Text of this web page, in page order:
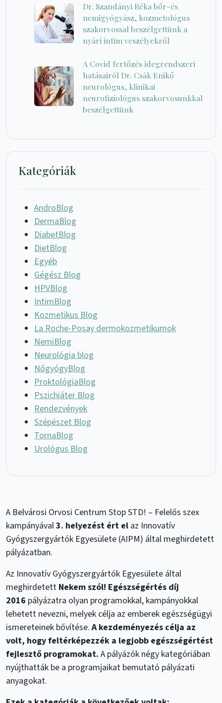
A Belvárosi Orvosi Centrum Stop STD! – Felelős szex
kampányával3. helyezést ért el az Innovatív
Gyógyszergyártók Egyesülete (AIPM) által meghirdetett
pályázatban.
Az Innovatív Gyógyszergyártók Egyesülete által
meghirdetett Nekem szól! Egészségértés díj
2016 pályázatra olyan programokkal, kampányokkal
lehetett nevezni, melyek célja az emberek egészségügyi
ismereteinek bővítése.A kezdeményezés célja az
volt, hogy feltérképezzék a legjobb egészségértést
fejlesztő programokat. A pályázók négy kategóriában
nyújthatták be a programjaikat bemutató pályázati
anyagokat.
Dr. Szandányi Réka bőr-és
nemigyógyász, kozmetológus
szakorvossal beszélgettünk a
nyári intim veszélyekről
A Covid fertőzés idegrendszeri
hatásairól Dr. Csák Enikő
neurológus, klinikai
neurofiziológus szakorvosunkkal
beszélgettünk
Kategóriák
AndroBlog
DermaBlog
DiabetBlog
DietBlog
Egyéb
Gégész Blog
HPVBlog
IntimBlog
Kozmetikus Blog
La Roche-Posay dermokozmetikumok
NemiBlog
Neurológia blog
NőgyógyBlog
ProktológiaBlog
Pszichiáter Blog
Rendezvények
Szépészet Blog
TornaBlog
Urológus Blog